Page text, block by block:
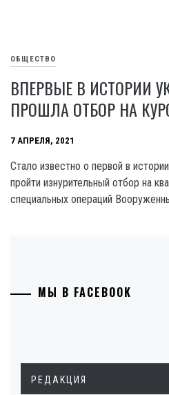
ОБЩЕСТВО
ВПЕРВЫЕ В ИСТОРИИ
ПРОШЛА ОТБОР НА
7 АПРЕЛЯ, 2021
Стало известно о первой в
пройти изнурительный отбор на
специальных операций
МЫ В FACEBOOK
РЕДАКЦИЯ